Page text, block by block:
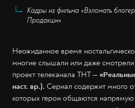
Кадры из фильма «Взломать
Продакшн»
Неожиданное время
многие слышали или даже смотрели
проект телеканала ТНТ —
наст. вр.). Сериал содержит много
которых герои общаются